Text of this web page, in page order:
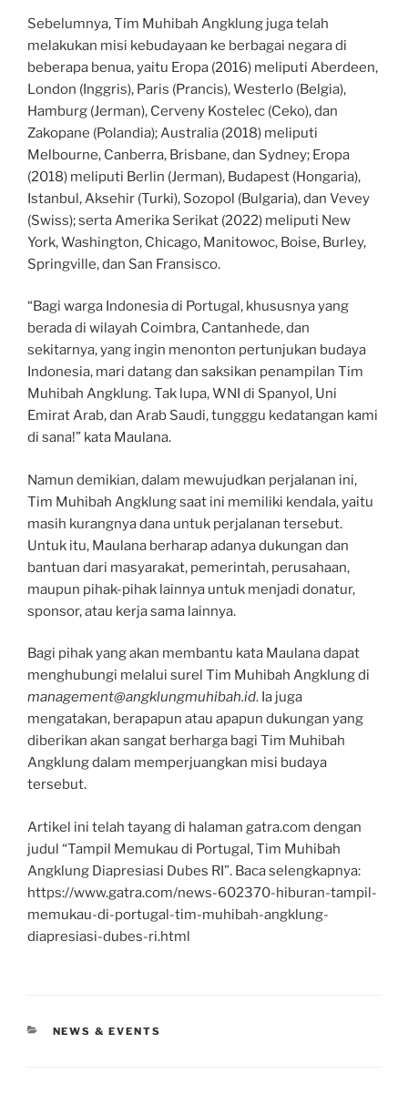
Sebelumnya, Tim Muhibah Angklung juga telah
melakukan misi kebudayaan ke berbagai negara di
beberapa benua, yaitu Eropa (2016) meliputi Aberdeen,
London (Inggris), Paris (Prancis), Westerlo (Belgia),
Hamburg (Jerman), Cerveny Kostelec (Ceko), dan
Zakopane (Polandia); Australia (2018) meliputi
Melbourne, Canberra, Brisbane, dan Sydney; Eropa
(2018) meliputi Berlin (Jerman), Budapest (Hongaria),
Istanbul, Aksehir (Turki), Sozopol (Bulgaria), dan Vevey
(Swiss); serta Amerika Serikat (2022) meliputi New
York, Washington, Chicago, Manitowoc, Boise, Burley,
Springville, dan San Fransisco.
“Bagi warga Indonesia di Portugal, khususnya yang
berada di wilayah Coimbra, Cantanhede, dan
sekitarnya, yang ingin menonton pertunjukan budaya
Indonesia, mari datang dan saksikan penampilan Tim
Muhibah Angklung. Tak lupa, WNI di Spanyol, Uni
Emirat Arab, dan Arab Saudi, tungggu kedatangan kami
di sana!” kata Maulana.
Namun demikian, dalam mewujudkan perjalanan ini,
Tim Muhibah Angklung saat ini memiliki kendala, yaitu
masih kurangnya dana untuk perjalanan tersebut.
Untuk itu, Maulana berharap adanya dukungan dan
bantuan dari masyarakat, pemerintah, perusahaan,
maupun pihak-pihak lainnya untuk menjadi donatur,
sponsor, atau kerja sama lainnya.
Bagi pihak yang akan membantu kata Maulana dapat
menghubungi melalui surel Tim Muhibah Angklung di
management@angklungmuhibah.id. Ia juga
mengatakan, berapapun atau apapun dukungan yang
diberikan akan sangat berharga bagi Tim Muhibah
Angklung dalam memperjuangkan misi budaya
tersebut.
Artikel ini telah tayang di halaman gatra.com dengan
judul “Tampil Memukau di Portugal, Tim Muhibah
Angklung Diapresiasi Dubes RI”. Baca selengkapnya:
https://www.gatra.com/news-602370-hiburan-tampil-
memukau-di-portugal-tim-muhibah-angklung-
diapresiasi-dubes-ri.html
CATEGORIES
NEWS & EVENTS